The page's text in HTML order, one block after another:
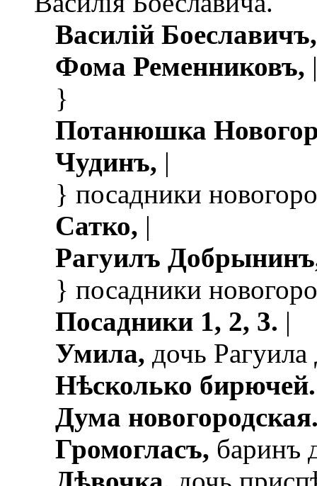
Василій Боеславичъ,
Фома Ременниковъ,
}
Потанюшка
Чудинъ, |
} посадники
Сатко, |
Рагуилъ
} посадники
Посадники 1, 2, 3. |
Умила, дочь
Нѣсколько бирючей.
Дума
Громогласъ, баринъ